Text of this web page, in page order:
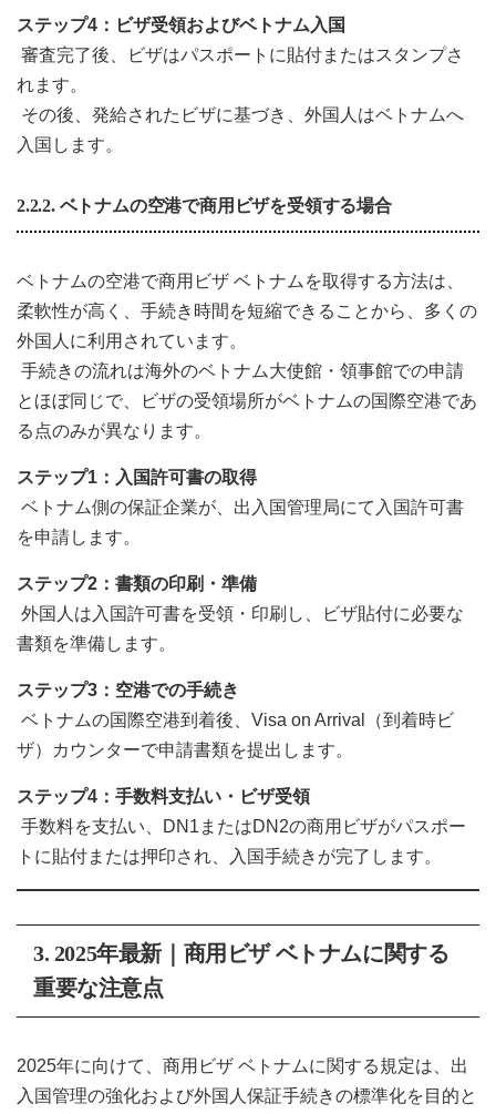
ステップ4 ：ビザ受領およびベトナム入国
審査完了後、ビザはパスポートに貼付またはスタンプさ
れます。
その後、発給されたビザに基づき、外国人はベトナムへ
入国します。
2.2.2. ベトナムの空港で商用ビザを受領する場合
ベトナムの空港で商用ビザ ベトナムを取得する方法は、
柔軟性が高く、手続き時間を短縮できることから、多くの
外国人に利用されています。
手続きの流れは海外のベトナム大使館・領事館での申請
とほぼ同じで、ビザの受領場所がベトナムの国際空港であ
る点のみが異なります。
ステップ1 ：入国許可書の取得
ベトナム側の保証企業が、出入国管理局にて入国許可書
を申請します。
ステップ2 ：書類の印刷・準備
外国人は入国許可書を受領・印刷し、ビザ貼付に必要な
書類を準備します。
ステップ3 ：空港での手続き
ベトナムの国際空港到着後、Visa on Arrival（到着時ビ
ザ）カウンターで申請書類を提出します。
ステップ4 ：手数料支払い・ビザ受領
手数料を支払い、DN1またはDN2の商用ビザがパスポー
トに貼付または押印され、入国手続きが完了します。
3. 2025年最新｜商用ビザ ベトナムに関する
重要な注意点
2025年に向けて、商用ビザ ベトナムに関する規定は、出
入国管理の強化および外国人保証手続きの標準化を目的と